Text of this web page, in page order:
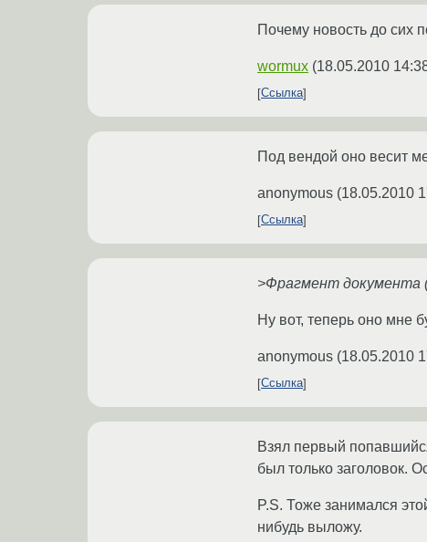
Почему новость до сих
wormux (18.05.2010
Ссылка
Под вендой оно весит
anonymous (18.05.2010
Ссылка
>Фрагмент документа
Ну вот, теперь оно мне
anonymous (18.05.2010
Ссылка
Взял первый
был только заголовок.
P.S. Тоже занимался
нибудь выложу.